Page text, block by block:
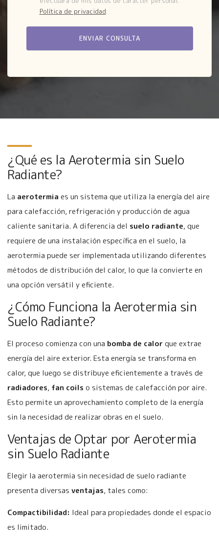
Política de privacidad.
¿Qué es la Aerotermia sin Suelo
Radiante?
La aerotermia es un sistema que utiliza la energía del aire
para calefacción, refrigeración y producción de agua
caliente sanitaria. A diferencia del suelo radiante, que
requiere de una instalación específica en el suelo, la
aerotermia puede ser implementada utilizando diferentes
métodos de distribución del calor, lo que la convierte en
una opción versátil y eficiente.
¿Cómo Funciona la Aerotermia sin
Suelo Radiante?
El proceso comienza con una bomba de calorque extrae
energía del aire exterior. Esta energía se transforma en
calor, que luego se distribuye eficientemente a través de
radiadores, fan coils o sistemas de calefacción por aire.
Esto permite un aprovechamiento completo de la energía
sin la necesidad de realizar obras en el suelo.
Ventajas de Optar por Aerotermia
sin Suelo Radiante
Elegir la aerotermia sin necesidad de suelo radiante
presenta diversas ventajas, tales como:
Compactibilidad: Ideal para propiedades donde el espacio
es limitado.